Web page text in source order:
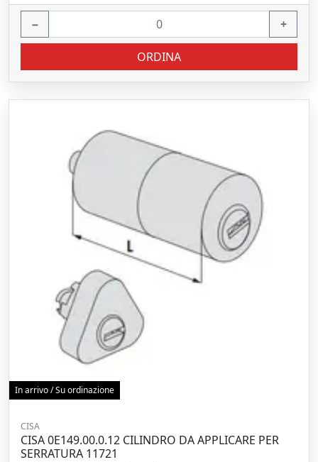
− +
ORDINA
In arrivo / Su ordinazione
CISA
CISA 0E149.00.0.12 CILINDRO DA APPLICARE PER
SERRATURA 11721